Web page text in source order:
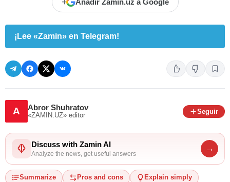
Añadir Zamin.uz a Google
¡Lee «Zamin» en Telegram!
A Abror Shuhratov
«ZAMIN.UZ» editor
Seguir
Discuss with Zamin AI
Analyze the news, get useful answers
→
Summarize Pros and cons Explain simply